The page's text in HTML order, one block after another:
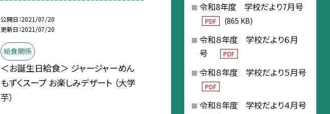
公開日 2021/07/20
更新日 2021/07/20
給食関係
＜お誕生日給食＞ ジャージャーめん
もずくスープ お楽しみデザート （大学
芋）
令和8年度 学校だより7月号
PDF (865 KB)
令和８年度 学校だより６月
号
PDF
令和８年度 学校だより５月号
PDF
令和８年度 学校だより４月号